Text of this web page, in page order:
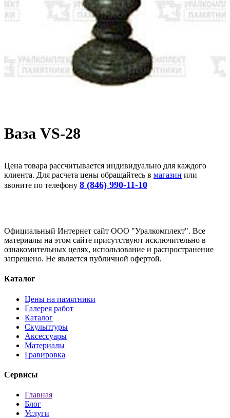
Ваза VS-28
Цена товара рассчитывается индивидуально для каждого
клиента. Для расчета цены обращайтесь в магазин или
звоните по телефону 8 (846) 990-11-10
Официальный Интернет сайт ООО "Уралкомплект". Все
материалы на этом сайте присутствуют исключительно в
ознакомительных целях, использование и распространение
запрещено. Не является публичной офертой.
Каталог
Цены на памятники
Галерея работ
Каталог
Скульптуры
Аксессуары
Материалы
Гравировка
Сервисы
Главная
Блог
Услуги